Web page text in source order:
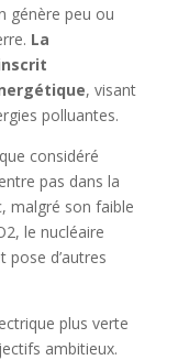
génère peu ou
La
, visant
polluantes.
considéré
pas dans la
malgré son faible
le nucléaire
pose d’autres
plus verte
ambitieux.